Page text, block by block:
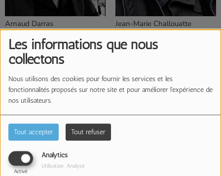
Les informations que nous
collectons
Nous utilisons des cookies pour fournir les services et les
fonctionnalités proposés sur notre site et pour améliorer l'expérience de
nos utilisateurs.
Tout accepter Tout refuser
Analytics
Activé
Utilisation: Analyse
Arnaud Darras Jean-Marie Challouatte
Stéphane Baron